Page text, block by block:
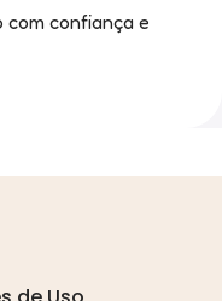
com confiança e